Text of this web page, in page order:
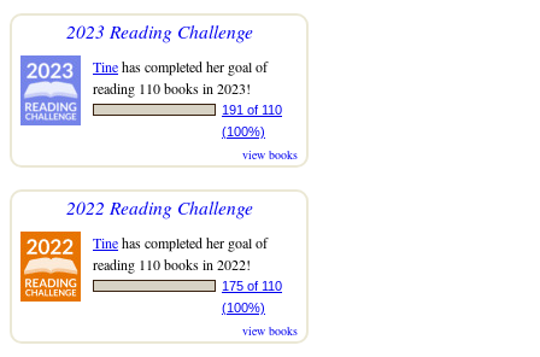
2023 Reading Challenge
Tinehas completed her goal of
reading 110 books in 2023!
191 of 110
(100%)
view books
2022 Reading Challenge
Tinehas completed her goal of
reading 110 books in 2022!
175 of 110
(100%)
view books